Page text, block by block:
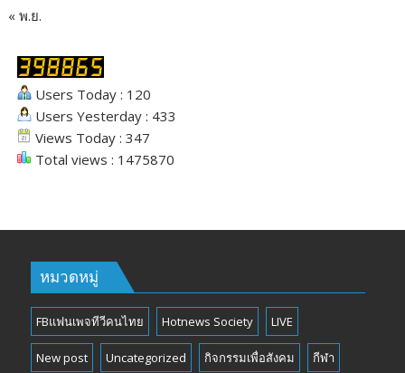
« พ.ย.
Users Today : 120
Users Yesterday : 433
Views Today : 347
Total views : 1475870
หมวดหมู่
FBแฟนเพจทีวีคนไทย Hotnews Society LIVE
New post Uncategorized กิจกรรมเพื่อสังคม กีฬา